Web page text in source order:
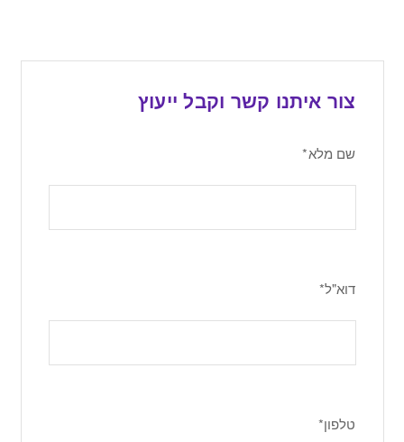
צור איתנו קשר וקבל ייעוץ
שם מלא*
דוא"ל*
טלפון*